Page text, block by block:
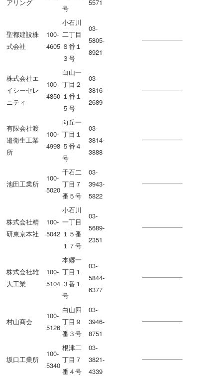
アリング
号
5571
聖都建設株
式会社
100-
4605
小石川
二丁目
８番１
３号
03-
5805-
8921
株式会社エ
イシーセレ
ニティ
100-
4850
白山一
丁目２
１番１
５号
03-
3816-
2689
有限会社渡
邉衛生工業
所
100-
4998
向丘一
丁目１
５番４
号
03-
3814-
3888
池田工業所
100-
5020
千石二
丁目７
番５号
03-
3943-
5822
株式会社精
研東京本社
100-
5042
小石川
一丁目
１５番
１７号
03-
5689-
2351
株式会社雄
大工業
100-
5104
本郷一
丁目１
３番１
号
03-
5844-
6377
村山商会
100-
5126
白山四
丁目９
番３号
03-
3946-
8751
坂口工業所
100-
5340
根津二
丁目７
番４号
03-
3821-
4339